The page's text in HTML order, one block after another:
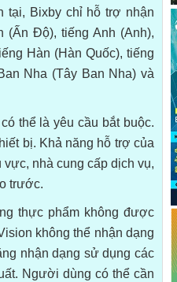
tại, Bixby chỉ hỗ trợ nhận
(Ấn Độ), tiếng Anh (Anh),
Hàn (Hàn Quốc), tiếng
Nha (Tây Ban Nha) và
thể là yêu cầu bắt buộc.
bị. Khả năng hỗ trợ của
nhà cung cấp dịch vụ,
trước.
thực phẩm không được
không thể nhận dạng
nhận dạng sử dụng các
Người dùng có thể cần